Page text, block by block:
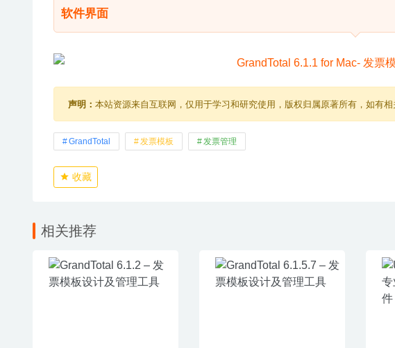
软件界面
声明： 本站资源来自互联网，仅用于学习和研究使用，版权归属原著所有，如有
GrandTotal 发票模板 发票管理
收藏
相关推荐